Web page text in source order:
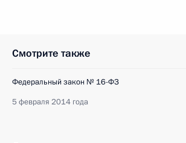
Смотрите также
Федеральный закон № 16-ФЗ
5 февраля 2014 года